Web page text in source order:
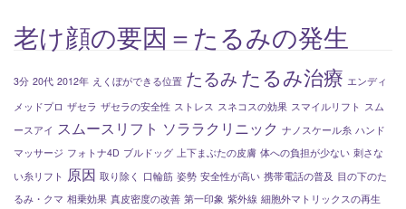
老け顔の要因＝たるみの発生
3分 20代 2012年 えくぼができる位置 たるみ たるみ治療 エンディ
メッドプロ ザセラ ザセラの安全性 ストレス スネコスの効果 スマイルリフト スム
ースアイ スムースリフト ソララクリニック ナノスケール糸 ハンド
マッサージ フォトナ4D ブルドッグ 上下まぶたの皮膚 体への負担が少ない 刺さな
い糸リフト 原因 取り除く 口輪筋 姿勢 安全性が高い 携帯電話の普及 目の下のた
るみ・クマ 相乗効果 真皮密度の改善 第一印象 紫外線 細胞外マトリックスの再生